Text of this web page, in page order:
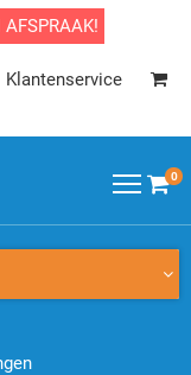
Klantenservice
0